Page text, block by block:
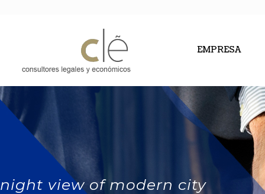
EMPRESA
night view of modern city